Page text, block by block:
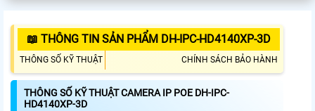
📖 THÔNG TIN SẢN PHẨM DH-IPC-HD4140XP-3D
THÔNG SỐ KỸ THUẬT CHÍNH SÁCH BẢO HÀNH
THÔNG SỐ KỸ THUẬT CAMERA IP POE DH-IPC-
HD4140XP-3D